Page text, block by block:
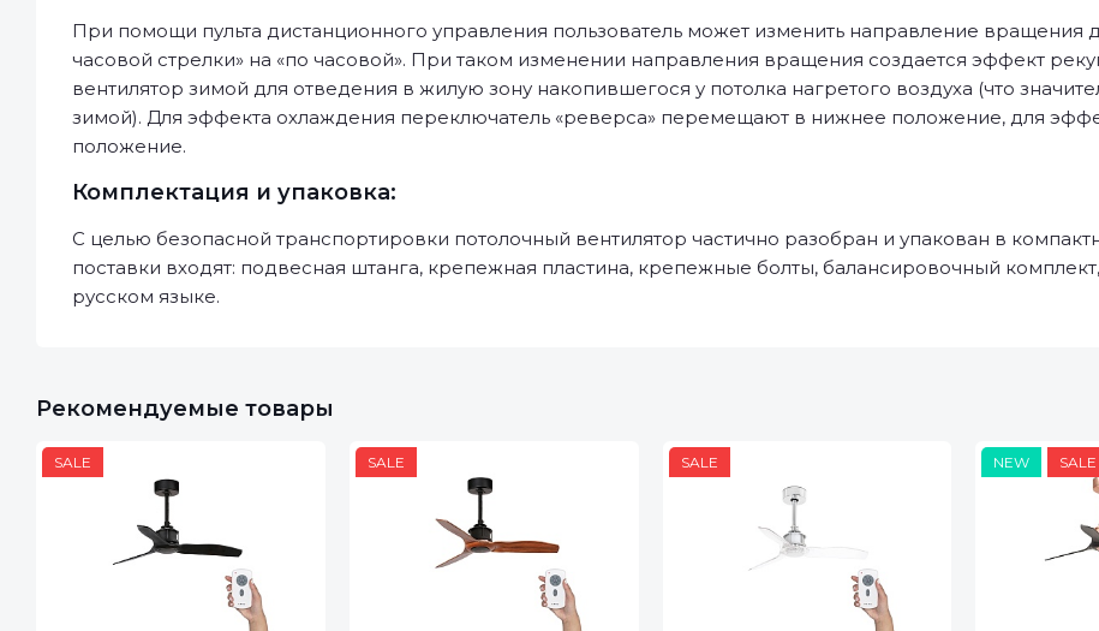
При помощи пульта дистанционного управления пользователь может изменить направление вращения
часовой стрелки» на «по часовой». При таком изменении направления вращения создается эффект
вентилятор зимой для отведения в жилую зону накопившегося у потолка нагретого воздуха (что
зимой). Для эффекта охлаждения переключатель «реверса» перемещают в нижнее положение, для
положение.
Комплектация и упаковка:
С целью безопасной транспортировки потолочный вентилятор частично разобран и упакован в
поставки входят: подвесная штанга, крепежная пластина, крепежные болты, балансировочный
русском языке.
Рекомендуемые товары
SALE SALE SALE NEW SALE